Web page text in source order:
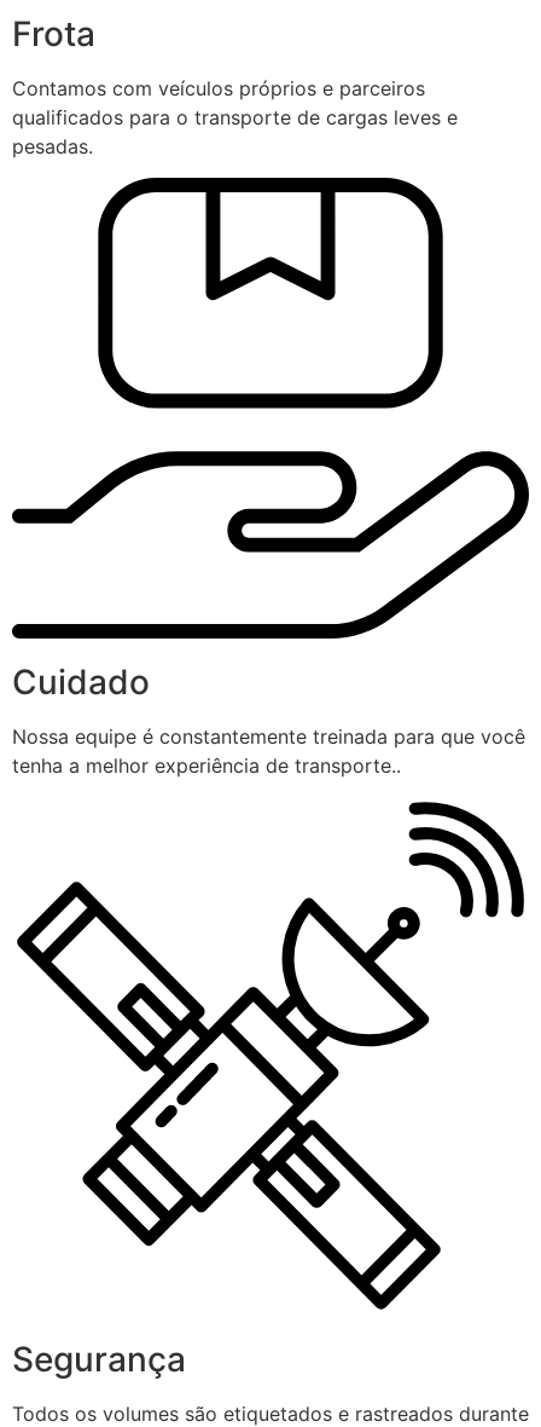
Frota
Contamos com veículos próprios e parceiros
qualificados para o transporte de cargas leves e
pesadas.
Cuidado
Nossa equipe é constantemente treinada para que você
tenha a melhor experiência de transporte..
Segurança
Todos os volumes são etiquetados e rastreados durante